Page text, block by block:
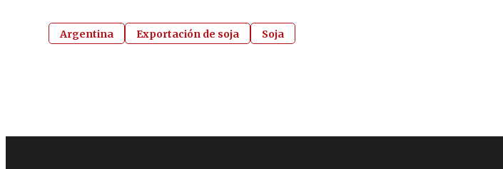
Argentina Exportación de soja Soja